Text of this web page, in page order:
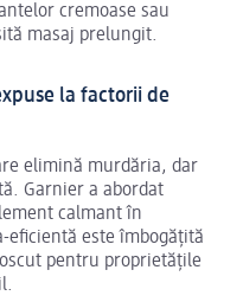
cremoase sau
masaj prelungit.
la factorii de
elimină murdăria, dar
Garnier a abordat
calmant în
eficientă este îmbogățită
pentru proprietățile